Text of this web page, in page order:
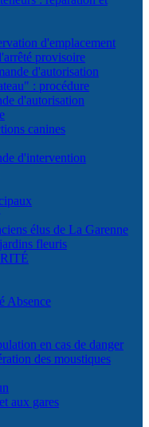
d'emplacement
provisoire
d'autorisation
: procédure
d'autorisation
canines
d'intervention
élus de La Garenne
fleuris
Absence
en cas de danger
des moustiques
aux gares